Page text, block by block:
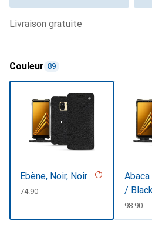
livraison gratuite
Couleur 89
Ebène, Noir, Noir
CHF
74.90
/
CHF
98.90